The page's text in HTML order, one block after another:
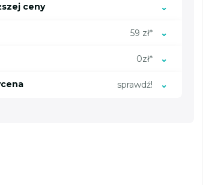
ceny
59 zł*
0zł*
sprawdź!